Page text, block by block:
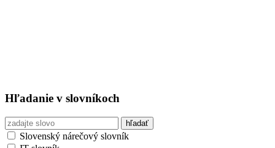
Hľadanie v slovníkoch
Slovenský nárečový slovník